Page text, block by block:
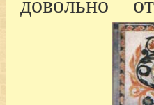
довольно